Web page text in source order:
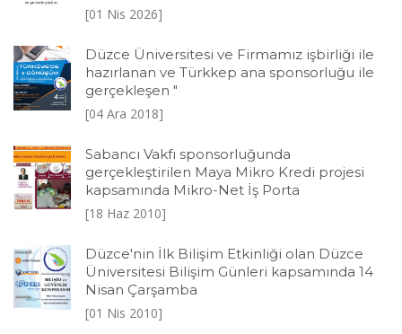
[01 Nis 2026]
Düzce Üniversitesi ve Firmamız işbirliği ile
hazırlanan ve Türkkep ana sponsorluğu ile
gerçekleşen "
[04 Ara 2018]
Sabancı Vakfı sponsorluğunda
gerçekleştirilen Maya Mikro Kredi projesi
kapsamında Mikro-Net İş Porta
[18 Haz 2010]
Düzce'nin İlk Bilişim Etkinliği olan Düzce
Üniversitesi Bilişim Günleri kapsamında 14
Nisan Çarşamba
[01 Nis 2010]